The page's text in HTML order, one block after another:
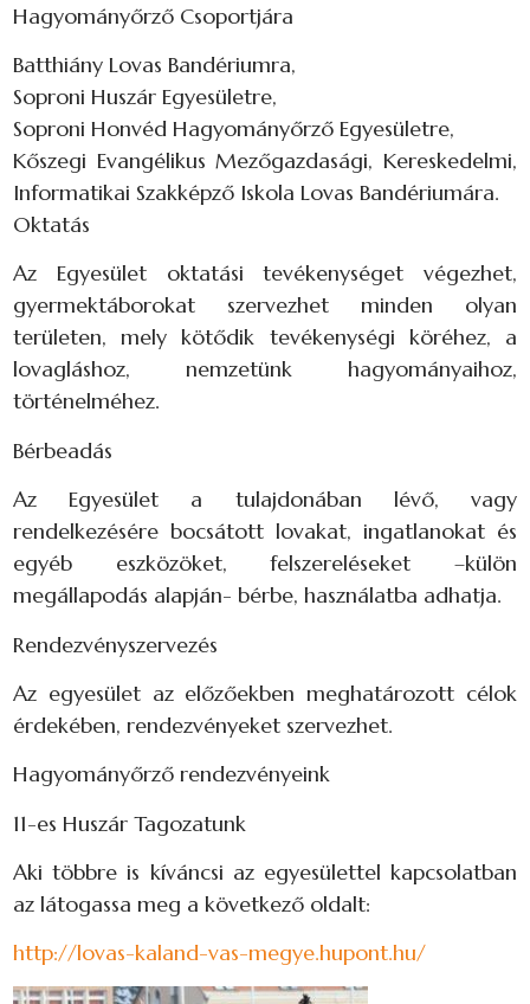
Hagyományőrző Csoportjára
Batthiány Lovas Bandériumra,
Soproni Huszár Egyesületre,
Soproni Honvéd Hagyományőrző Egyesületre,
Kőszegi Evangélikus Mezőgazdasági, Kereskedelmi,
Informatikai Szakképző Iskola Lovas Bandériumára.
Oktatás
Az Egyesület oktatási tevékenységet végezhet,
gyermektáborokat szervezhet minden olyan
területen, mely kötődik tevékenységi köréhez, a
lovagláshoz, nemzetünk hagyományaihoz,
történelméhez.
Bérbeadás
Az Egyesület a tulajdonában lévő, vagy
rendelkezésére bocsátott lovakat, ingatlanokat és
egyéb eszközöket, felszereléseket –külön
megállapodás alapján- bérbe, használatba adhatja.
Rendezvényszervezés
Az egyesület az előzőekben meghatározott célok
érdekében, rendezvényeket szervezhet.
Hagyományőrző rendezvényeink
11-es Huszár Tagozatunk
Aki többre is kíváncsi az egyesülettel kapcsolatban
az látogassa meg a következő oldalt:
http://lovas-kaland-vas-megye.hupont.hu/